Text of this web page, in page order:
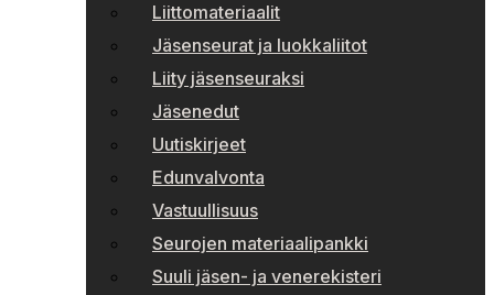
Liittomateriaalit
Jäsenseurat ja luokkaliitot
Liity jäsenseuraksi
Jäsenedut
Uutiskirjeet
Edunvalvonta
Vastuullisuus
Seurojen materiaalipankki
Suuli jäsen- ja venerekisteri